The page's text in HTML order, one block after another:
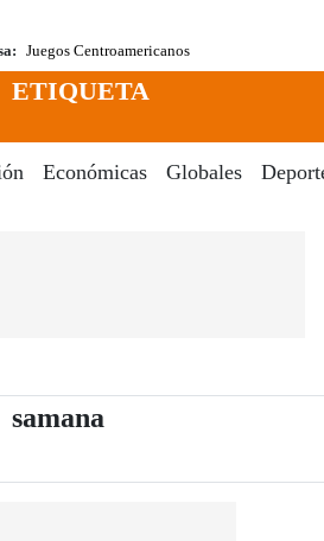
Juegos Centroamericanos
ETIQUETA
Económicas Globales
samana